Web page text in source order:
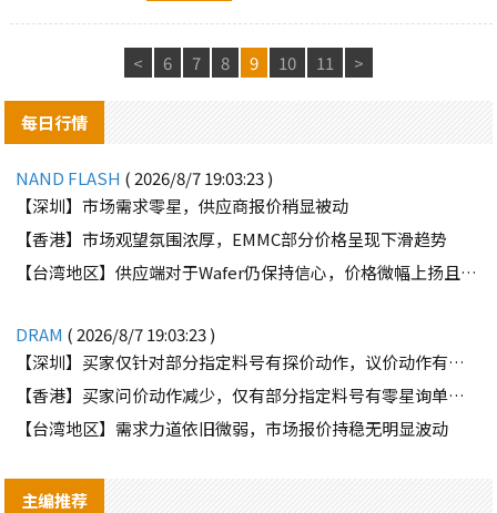
< 6 7 8 9 10 11 >
每日行情
NAND FLASH ( 2026/8/7 19:03:23 )
【深圳】市场需求零星，供应商报价稍显被动
【香港】市场观望氛围浓厚，EMMC部分价格呈现下滑趋势
【台湾地区】供应端对于Wafer仍保持信心，价格微幅上扬且惜售态度不变
DRAM ( 2026/8/7 19:03:23 )
【深圳】买家仅针对部分指定料号有探价动作，议价动作有所减少
【香港】买家问价动作减少，仅有部分指定料号有零星询单动作
【台湾地区】需求力道依旧微弱，市场报价持稳无明显波动
主编推荐